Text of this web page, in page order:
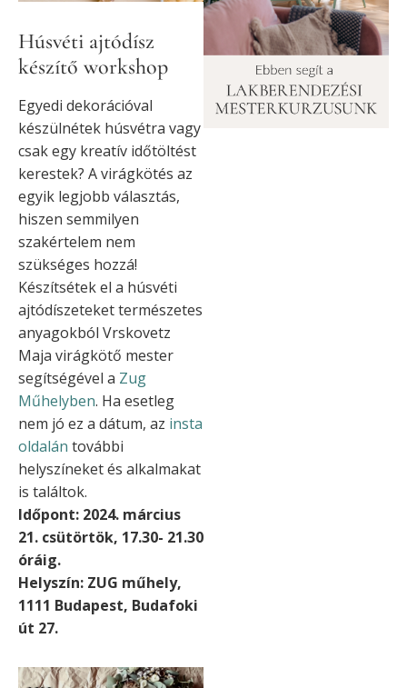
Húsvéti ajtódísz
készítő workshop
Egyedi dekorációval
készülnétek húsvétra vagy
csak egy kreatív időtöltést
kerestek? A virágkötés az
egyik legjobb választás,
hiszen semmilyen
szakértelem nem
szükséges hozzá!
Készítsétek el a húsvéti
ajtódíszeteket természetes
anyagokból Vrskovetz
Maja virágkötő mester
segítségével a Zug
Műhelyben. Ha esetleg
nem jó ez a dátum, az insta
oldalán további
helyszíneket és alkalmakat
is találtok.
Időpont: 2024. március
21. csütörtök, 17.30- 21.30
óráig.
Helyszín: ZUG műhely,
1111 Budapest, Budafoki
út 27.